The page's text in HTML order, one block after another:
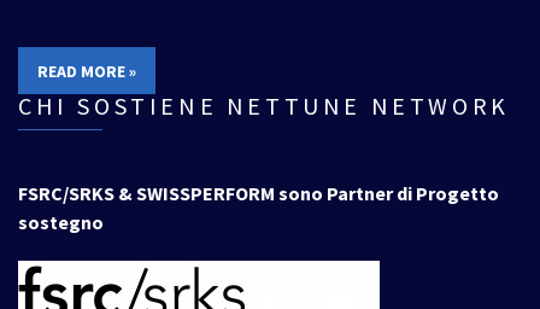
READ MORE »
CHI SOSTIENE NETTUNE NETWORK
FSRC/SRKS & SWISSPERFORM sono Partner di Progetto
sostegno